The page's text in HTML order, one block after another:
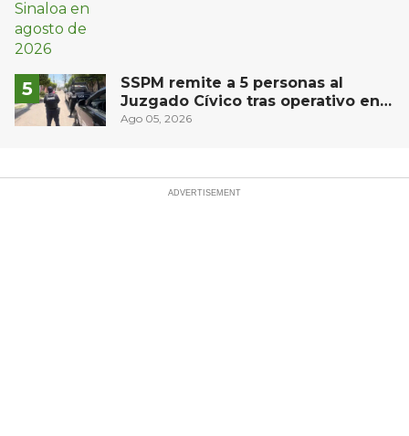
SSPM remite a 5 personas al
Juzgado Cívico tras operativo en
San Juan del Río
Ago 05, 2026